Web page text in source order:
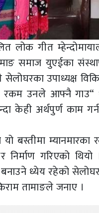
गीत
समाज युएईका
उपाध्यक्ष
रकम उनले आफ्नै गाउ“
केही अर्थपुर्ण काम
बस्तीमा
निर्माण गरिएको
ध्येय रहेको
तामाङले जनाए ।